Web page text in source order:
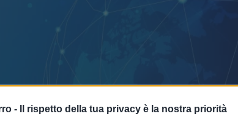
- Il rispetto della tua privacy è la nostra priorità